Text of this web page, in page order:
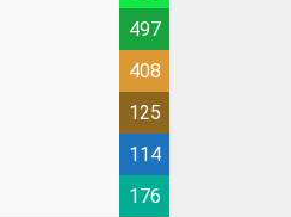
497
408
125
114
176